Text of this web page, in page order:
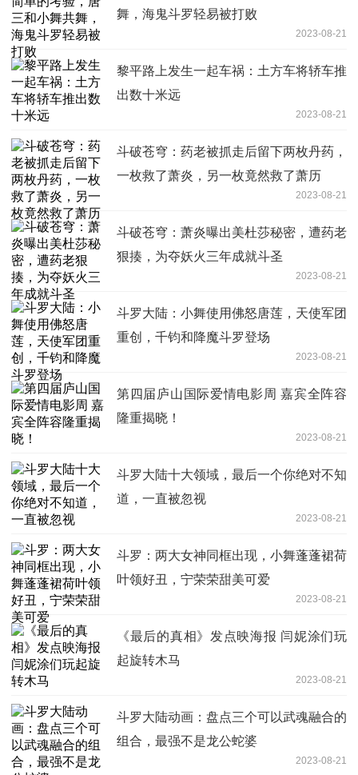
舞，海鬼斗罗轻易被打败
2023-08-21
黎平路上发生一起车祸：土方车将轿车推
出数十米远
2023-08-21
斗破苍穹：药老被抓走后留下两枚丹药，
一枚救了萧炎，另一枚竟然救了萧历
2023-08-21
斗破苍穹：萧炎曝出美杜莎秘密，遭药老
狠揍，为夺妖火三年成就斗圣
2023-08-21
斗罗大陆：小舞使用佛怒唐莲，天使军团
重创，千钧和降魔斗罗登场
2023-08-21
第四届庐山国际爱情电影周 嘉宾全阵容
隆重揭晓！
2023-08-21
斗罗大陆十大领域，最后一个你绝对不知
道，一直被忽视
2023-08-21
斗罗：两大女神同框出现，小舞蓬蓬裙荷
叶领好丑，宁荣荣甜美可爱
2023-08-21
《最后的真相》发点映海报 闫妮涂们玩
起旋转木马
2023-08-21
斗罗大陆动画：盘点三个可以武魂融合的
组合，最强不是龙公蛇婆
2023-08-21